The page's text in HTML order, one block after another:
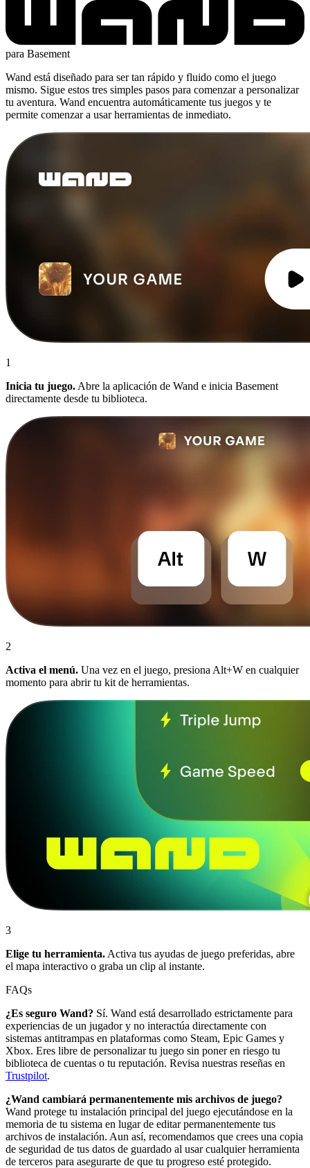
para Basement
Wand está diseñado para ser tan rápido y fluido como el juego
mismo. Sigue estos tres simples pasos para comenzar a personalizar
tu aventura. Wand encuentra automáticamente tus juegos y te
permite comenzar a usar herramientas de inmediato.
1
Inicia tu juego. Abre la aplicación de Wand e inicia Basement
directamente desde tu biblioteca.
2
Activa el menú. Una vez en el juego, presiona Alt+W en cualquier
momento para abrir tu kit de herramientas.
3
Elige tu herramienta. Activa tus ayudas de juego preferidas, abre
el mapa interactivo o graba un clip al instante.
FAQs
¿Es seguro Wand? Sí. Wand está desarrollado estrictamente para
experiencias de un jugador y no interactúa directamente con
sistemas antitrampas en plataformas como Steam, Epic Games y
Xbox. Eres libre de personalizar tu juego sin poner en riesgo tu
biblioteca de cuentas o tu reputación. Revisa nuestras reseñas en
Trustpilot.
¿Wand cambiará permanentemente mis archivos de juego?
Wand protege tu instalación principal del juego ejecutándose en la
memoria de tu sistema en lugar de editar permanentemente tus
archivos de instalación. Aun así, recomendamos que crees una copia
de seguridad de tus datos de guardado al usar cualquier herramienta
de terceros para asegurarte de que tu progreso esté protegido.